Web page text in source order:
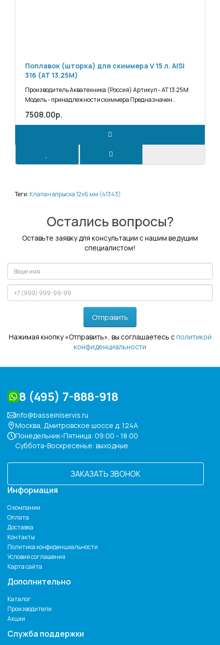
Поплавок (шторка) для скиммера V 15 л. AISI
316 (АТ 13.25M)
Производитель Акватехника (Россия) Артикул - АТ 13.25М
Модель - принадлежности скиммера Предназначен..
7508.00р.
Теги: Клапан впрыска 12х6 мм (41343)
Остались вопросы?
Оставьте заявку для консультации с нашим ведущим
специалистом!
Отправить
Нажимая кнопку «Отправить», вы соглашаетесь сполитикой
конфиденциальности
8 (495) 7-888-918
info@basseiniservis.ru
Москва, Дмитровское шоссе д. 124А
Понедельник-Пятница: 09:00 - 18:00
Суббота-Воскресенье: выходные
ЗАКАЗАТЬ ЗВОНОК
Информация
О компании
Оплата
Доставка
Контакты
Политика конфиденциальности
Условия соглашения
Карта сайта
Дополнительно
Каталог
Производители
Акции
Служба поддержки